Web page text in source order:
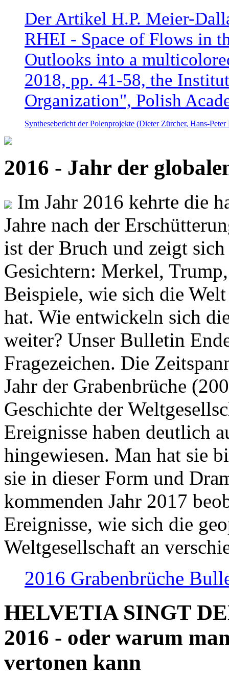
Der Artikel H.P. Meier-
RHEI - Space of Flows in
Outlooks into a
2018, pp. 41-58, the
Organization", Polish
Synthesebericht der Polenprojekte (Dieter Zürcher, Hans-
2016 - Jahr der
Im Jahr 2016 kehrte die
Jahre nach der
ist der Bruch und zeigt
Gesichtern: Merkel,
Beispiele, wie sich die
hat. Wie entwickeln sich
weiter? Unser Bulletin
Fragezeichen. Die
Jahr der Grabenbrüche
Geschichte der
Ereignisse haben deutlich
hingewiesen. Man hat sie
sie in dieser Form und
kommenden Jahr 2017
Ereignisse, wie sich die
Weltgesellschaft an
2016 Grabenbrüche
HELVETIA SINGT
2016 - oder warum
vertonen kann